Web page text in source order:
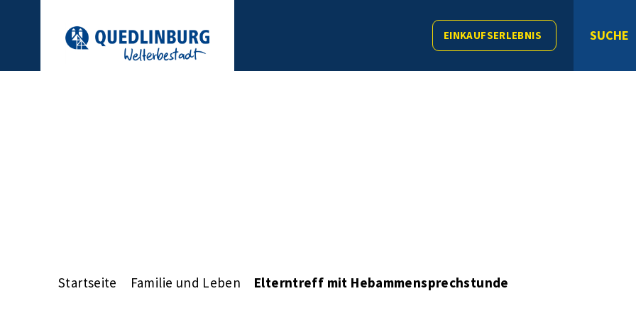
EINKAUFSERLEBNIS SUCHE
Startseite Familie und Leben Elterntreff mit Hebammensprechstunde